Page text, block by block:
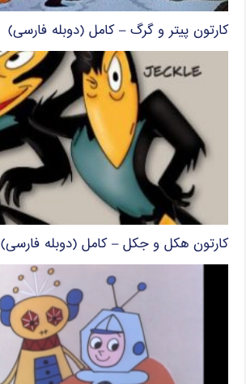
کارتون پیتر و گرگ – کامل (دوبله فارسی)
کارتون هکل و جکل – کامل (دوبله فارسی)